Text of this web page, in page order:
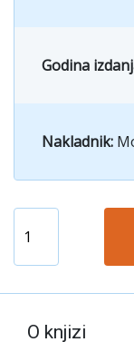
Godina
Nakladnik:
O knjizi